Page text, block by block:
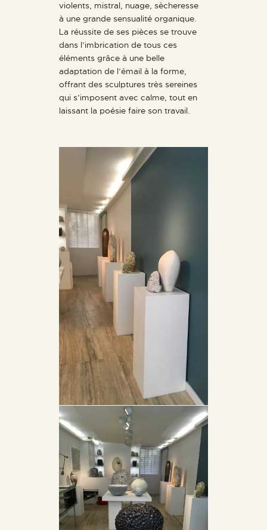
violents, mistral, nuage, sècheresse
à une grande sensualité organique.
La réussite de ses pièces se trouve
dans l’imbrication de tous ces
éléments grâce à une belle
adaptation de l’émail à la forme,
offrant des sculptures très sereines
qui s’imposent avec calme, tout en
laissant la poésie faire son travail.